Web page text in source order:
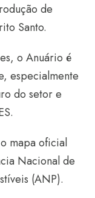
de
Santo.
o Anuário é
especialmente
do setor e
mapa oficial
Nacional de
(ANP).